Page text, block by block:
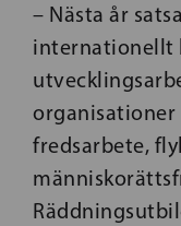
– Nästa år
internationellt
organisationer
fredsarbete,